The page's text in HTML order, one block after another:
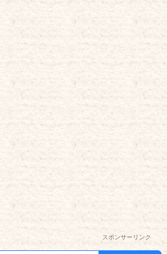
スポンサーリンク